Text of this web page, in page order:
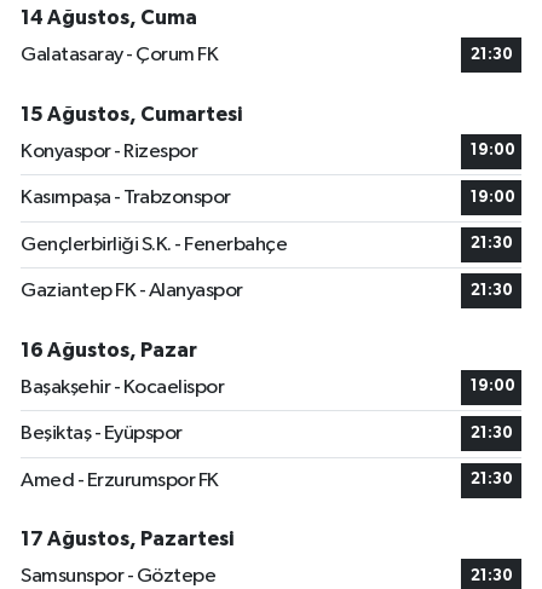
14 Ağustos, Cuma
Galatasaray - Çorum FK
21:30
15 Ağustos, Cumartesi
Konyaspor - Rizespor
19:00
Kasımpaşa - Trabzonspor 19:00
Gençlerbirliği S.K. - Fenerbahçe 21:30
Gaziantep FK - Alanyaspor 21:30
16 Ağustos, Pazar
Başakşehir - Kocaelispor
19:00
Beşiktaş - Eyüpspor 21:30
Amed - Erzurumspor FK 21:30
17 Ağustos, Pazartesi
Samsunspor - Göztepe
21:30